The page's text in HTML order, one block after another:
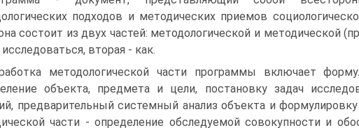
подходов и методических приемов
состоит из двух частей: методологической и методической
вторая - как.
методологической части программы включает
объекта, предмета и цели, постановку задач
предварительный системный анализ объекта и формулировку
части - определение обследуемой совокупности и